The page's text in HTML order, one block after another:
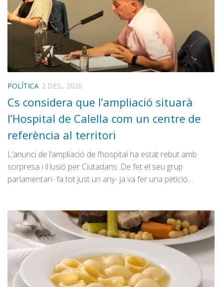
POLÍTICA 2 DES., 2020
Cs considera que l’ampliació situarà
l’Hospital de Calella com un centre de
referència al territori
L’anunci de l’ampliació de l’hospital ha estat rebut amb
sorpresa i il·lusió per Ciutadans. De fet el seu grup
parlamentari- fa tot just un any- ja va fer una petició…